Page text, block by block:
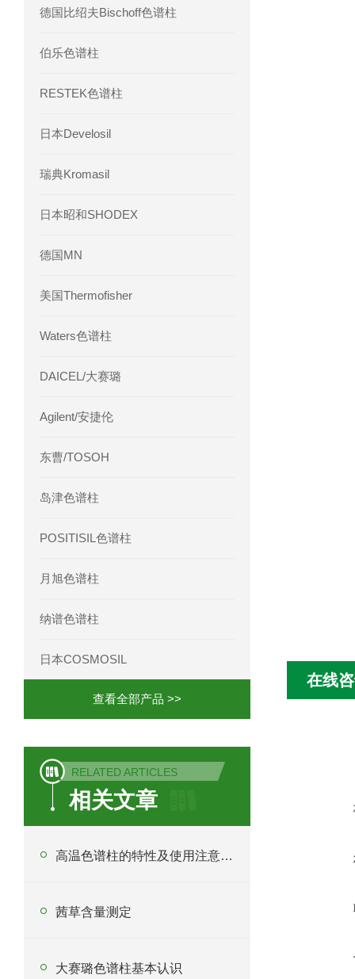
德国比绍夫Bischoff色谱柱
伯乐色谱柱
RESTEK色谱柱
日本Develosil
瑞典Kromasil
日本昭和SHODEX
德国MN
美国Thermofisher
Waters色谱柱
DAICEL/大赛璐
Agilent/安捷伦
东曹/TOSOH
岛津色谱柱
POSITISIL色谱柱
月旭色谱柱
纳谱色谱柱
日本COSMOSIL
查看全部产品 >>
RELATED ARTICLES
相关文章
高温色谱柱的特性及使用注意事项
茜草含量测定
大赛璐色谱柱基本认识
在线